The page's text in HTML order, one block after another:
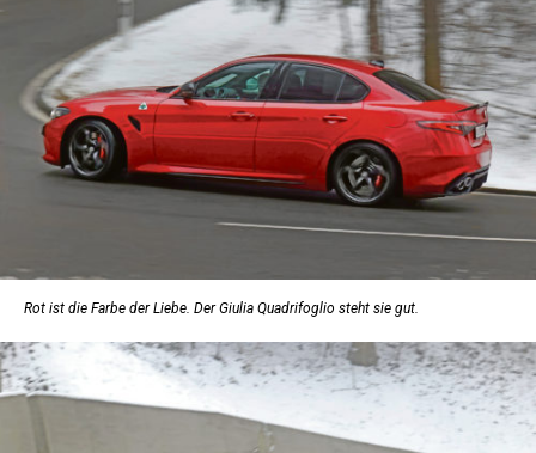
Rot ist die Farbe der Liebe. Der Giulia Quadrifoglio steht sie gut.